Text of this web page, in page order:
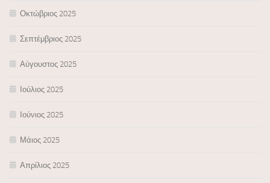
Οκτώβριος 2025
Σεπτέμβριος 2025
Αύγουστος 2025
Ιούλιος 2025
Ιούνιος 2025
Μάιος 2025
Απρίλιος 2025